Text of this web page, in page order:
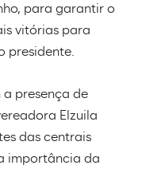
para garantir o
vitórias para
presidente.
presença de
Elzuila
das centrais
importância da